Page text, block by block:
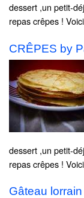
dessert ,un petit-
repas crêpes !
CRÊPES by
dessert ,un petit-
repas crêpes !
Gâteau lorrain